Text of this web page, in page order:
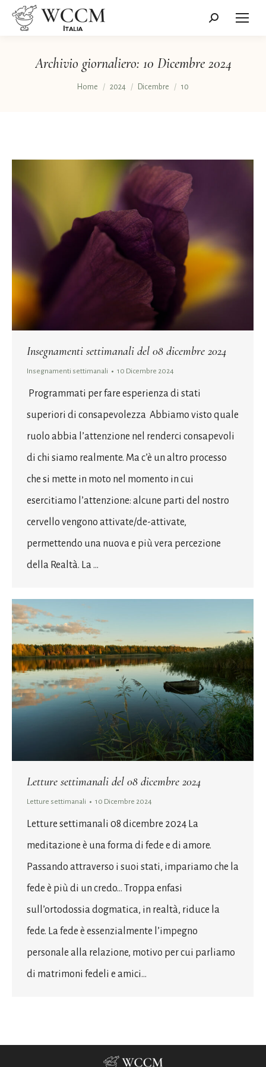
Cerca:
Archivio giornaliero: 10 Dicembre 2024
Tu sei qui:
Home 2024 Dicembre 10
Insegnamenti settimanali del 08 dicembre 2024
Insegnamenti settimanali 10 Dicembre 2024
Programmati per fare esperienza di stati
superiori di consapevolezza Abbiamo visto quale
ruolo abbia l’attenzione nel renderci consapevoli
di chi siamo realmente. Ma c’è un altro processo
che si mette in moto nel momento in cui
esercitiamo l’attenzione: alcune parti del nostro
cervello vengono attivate/de-attivate,
permettendo una nuova e più vera percezione
della Realtà. La …
Letture settimanali del 08 dicembre 2024
Letture settimanali 10 Dicembre 2024
Letture settimanali 08 dicembre 2024 La
meditazione è una forma di fede e di amore.
Passando attraverso i suoi stati, impariamo che la
fede è più di un credo… Troppa enfasi
sull’ortodossia dogmatica, in realtà, riduce la
fede. La fede è essenzialmente l’impegno
personale alla relazione, motivo per cui parliamo
di matrimoni fedeli e amici…